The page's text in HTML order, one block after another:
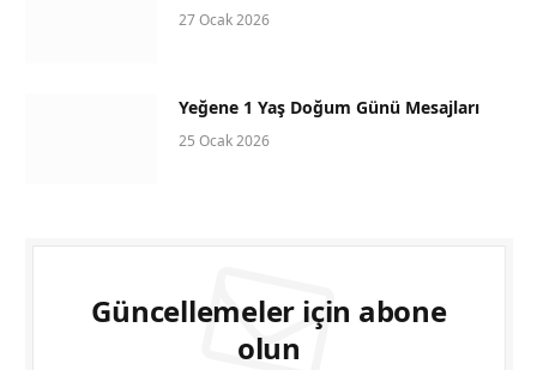
27 Ocak 2026
Yeğene 1 Yaş Doğum Günü Mesajları
25 Ocak 2026
Güncellemeler için abone
olun